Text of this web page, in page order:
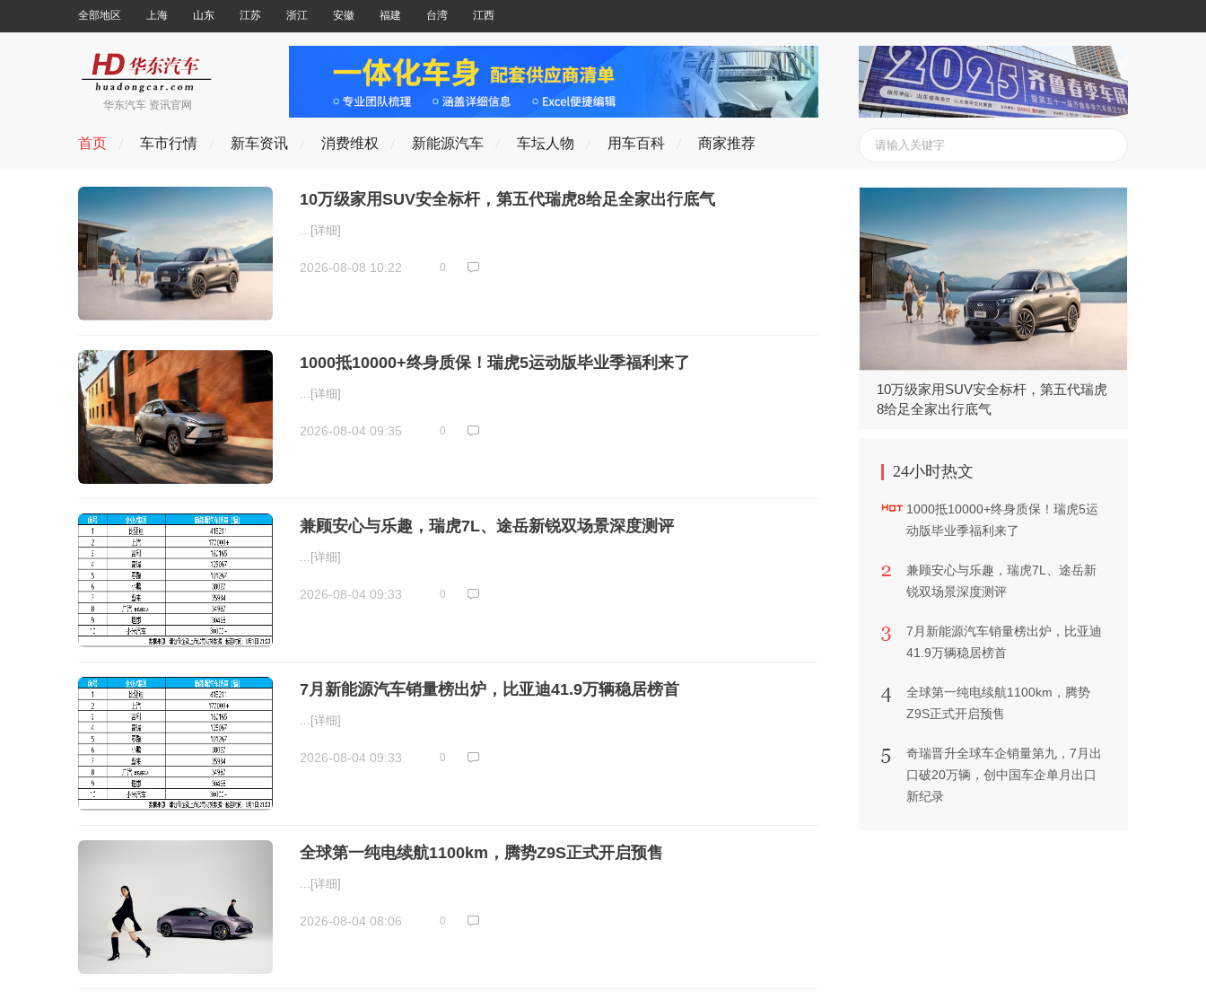
全部地区 上海 山东 江苏 浙江 安徽 福建 台湾 江西
华东汽车 资讯官网
首页 车市行情 新车资讯 消费维权 新能源汽车 车坛人物 用车百科 商家推荐
10万级家用SUV安全标杆，第五代瑞虎8给足全家出行底气
... [详细]
2026-08-08 10:22 0
1000抵10000+终身质保！瑞虎5运动版毕业季福利来了
... [详细]
2026-08-04 09:35 0
兼顾安心与乐趣，瑞虎7L、途岳新锐双场景深度测评
... [详细]
2026-08-04 09:33 0
7月新能源汽车销量榜出炉，比亚迪41.9万辆稳居榜首
... [详细]
2026-08-04 09:33 0
全球第一纯电续航1100km，腾势Z9S正式开启预售
... [详细]
2026-08-04 08:06 0
10万级家用SUV安全标杆，第五代瑞虎
8给足全家出行底气
24小时热文
1000抵10000+终身质保！瑞虎5运
动版毕业季福利来了
兼顾安心与乐趣，瑞虎7L、途岳新
锐双场景深度测评
7月新能源汽车销量榜出炉，比亚迪
41.9万辆稳居榜首
全球第一纯电续航1100km，腾势
Z9S正式开启预售
奇瑞晋升全球车企销量第九，7月出
口破20万辆，创中国车企单月出口
新纪录